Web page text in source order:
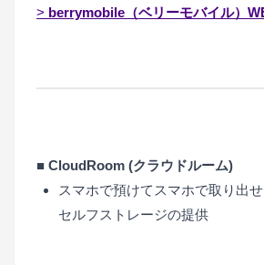
> berrymobile（ベリーモバイル）
■ CloudRoom (クラウドルーム)
スマホで預けてスマホで取り出
セルフストレージの提供